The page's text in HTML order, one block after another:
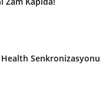
Senkronizasyonu